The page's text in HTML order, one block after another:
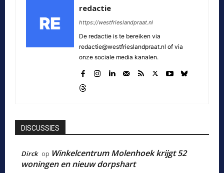
redactie
https://westfrieslandpraat.nl
De redactie is te bereiken via
redactie@westfrieslandpraat.nl of via
onze sociale media kanalen.
DISCUSSIES
Dirck op Winkelcentrum Molenhoek krijgt 52
woningen en nieuw dorpshart